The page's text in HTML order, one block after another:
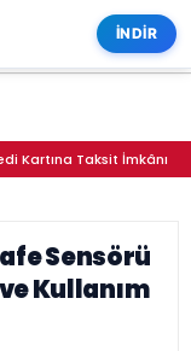
İNDİR
Kartına Taksit İmkânı
0
Sensörü
Kullanım
Kategoriler